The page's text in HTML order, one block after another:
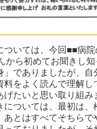
ついては、今回■■病
から初めてお聞きし
」でありましたが、
料をよく読んで理解し
げたいと思い取り組み
については、最初は、
あとはすべてそちらで